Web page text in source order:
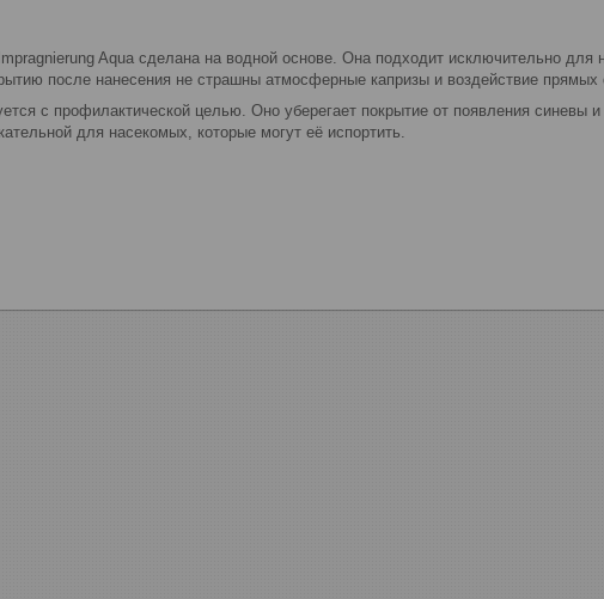
Aqua сделана на водной основе. Она подходит исключительно для
после нанесения не страшны атмосферные капризы и воздействие прямых
с профилактической целью. Оно уберегает покрытие от появления синевы
для насекомых, которые могут её испортить.